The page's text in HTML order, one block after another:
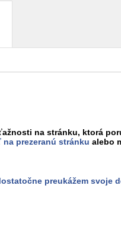
na stránku, ktorá
na prezeranú stránku alebo
preukážem svoje